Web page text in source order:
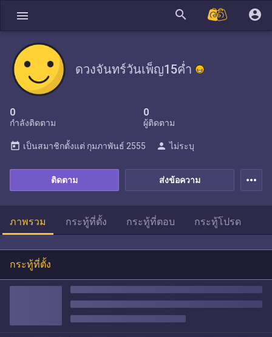
menu search account_circle
ดวงจันทร์วันเพ็ญ15ค่ำ
0
กำลังติดตาม
0
ผู้ติดตาม
ส่งข้อความ
ติดตาม
today เป็นสมาชิกตั้งแต่ กุมภาพันธ์ 2555 person ไม่ระบุ
more_horiz
ภาพรวม กระทู้ที่ตั้ง กระทู้ที่ตอบ กระทู้โปรด
กระทู้ที่ตั้ง